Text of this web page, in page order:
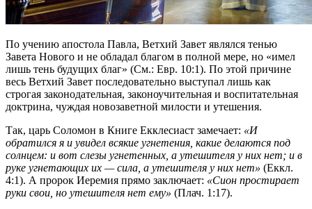
По учению апостола Павла, Ветхий Завет являлся тенью
Завета Нового и не обладал благом в полной мере, но «имел
лишь тень будущих благ» (См.: Евр. 10:1). По этой причине
весь Ветхий Завет последовательно выступал лишь как
строгая законодательная, законоучительная и воспитательная
доктрина, чуждая новозаветной милости и утешения.
Так, царь Соломон в Книге Екклесиаст замечает: «И
обратился я и увидел всякие угнетения, какие делаются под
солнцем: и вот слезы угнетенных, а утешителя у них нет; и в
руке угнетающих их — сила, а утешителя у них нет» (Еккл.
4:1). А пророк Иеремия прямо заключает: «Сион простирает
руки свои, но утешителя нет ему» (Плач. 1:17).